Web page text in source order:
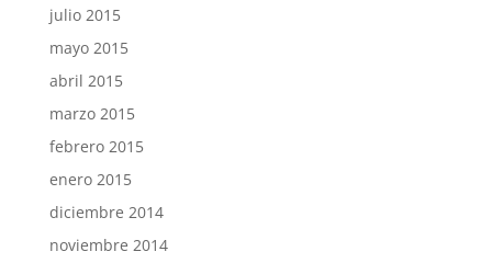
julio 2015
mayo 2015
abril 2015
marzo 2015
febrero 2015
enero 2015
diciembre 2014
noviembre 2014